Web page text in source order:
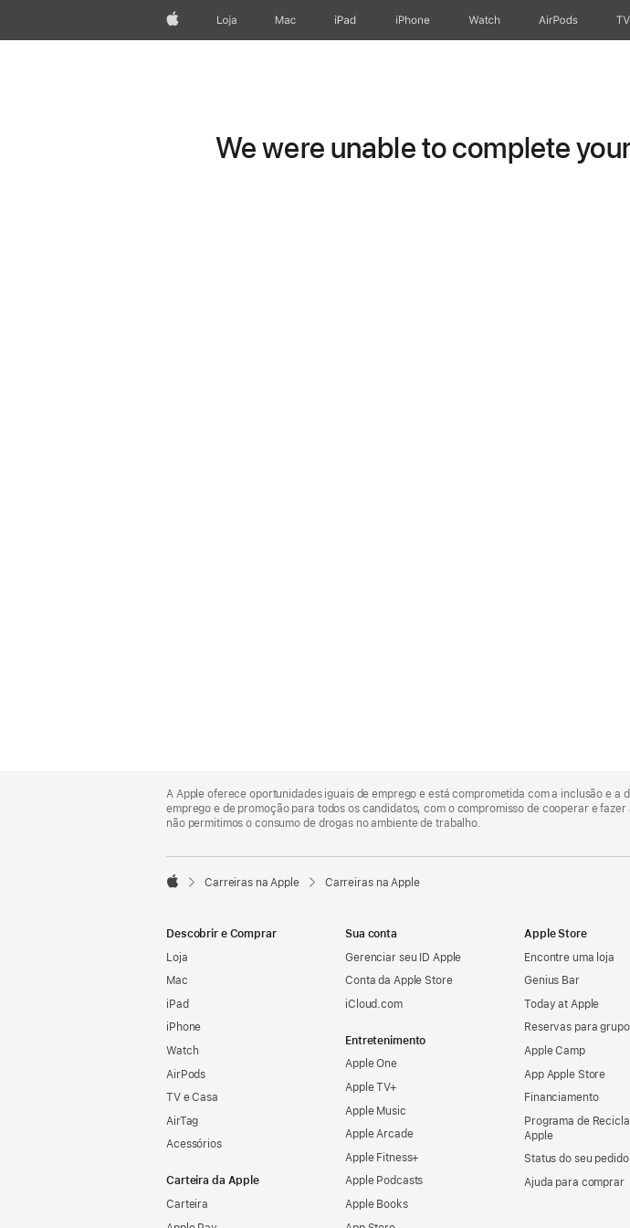
AppleLoja Mac iPad iPhone Apple Watch AirPods
We were unable to complete
Footer
A Apple oferece oportunidades iguais de emprego e está comprometida com a inclusão e
emprego e de promoção para todos os candidatos, com o compromisso de cooperar e
não permitimos o consumo de drogas no ambiente de trabalho.

Carreiras na Apple Carreiras na Apple
Descobrir e Comprar
Loja
Mac
iPad
iPhone
Watch
AirPods
TV e Casa
AirTag
Acessórios
Carteira da Apple
Carteira
Sua conta
Gerenciar seu ID Apple
Conta da Apple Store
iCloud.com
Entretenimento
Apple One
Apple TV+
Apple Music
Apple Arcade
Apple Fitness+
Apple Podcasts
Apple Books
Apple Store
Encontre uma loja
Genius Bar
Today at Apple
Reservas para
Apple Camp
App Apple Store
Financiamento
Programa de
Apple
Status do seu pedido
Ajuda para comprar